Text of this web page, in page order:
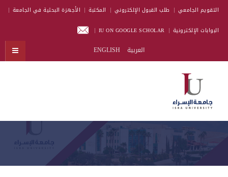
التقويم الجامعي طلب القبول الإلكتروني المكتبة الأجهزة البحثية في الجامعة
البوابات الإلكترونية IU ON GOOGLE SCHOLAR
العربية ENGLISH